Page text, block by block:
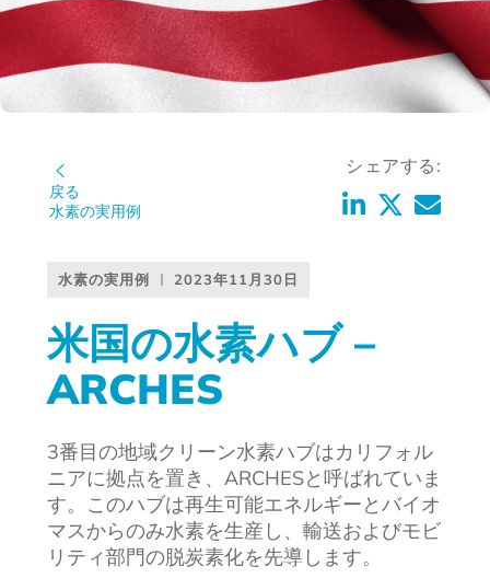
戻る
水素の実用例
シェアする:
水素の実用例 2023年11月30日
米国の水素ハブ –
ARCHES
3番目の地域クリーン水素ハブはカリフォル
ニアに拠点を置き、ARCHESと呼ばれていま
す。このハブは再生可能エネルギーとバイオ
マスからのみ水素を生産し、輸送およびモビ
リティ部門の脱炭素化を先導します。